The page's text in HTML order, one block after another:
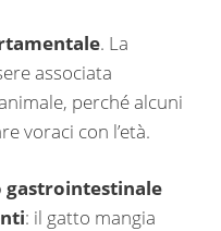
. La
associata
perché alcuni
voraci con l’età.
gastrointestinale
: il gatto mangia